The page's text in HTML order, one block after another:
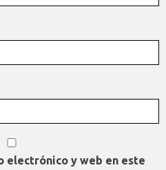
electrónico y web en este